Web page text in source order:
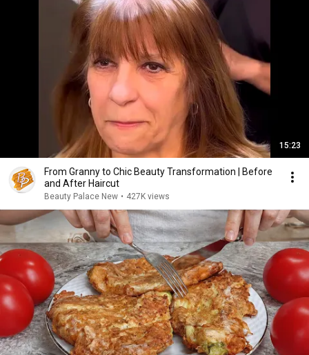
15:23
From Granny to Chic Beauty Transformation | Before
and After Haircut
Beauty Palace New • 427K views